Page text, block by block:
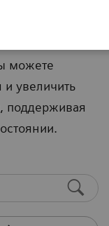
можете
и увеличить
поддерживая